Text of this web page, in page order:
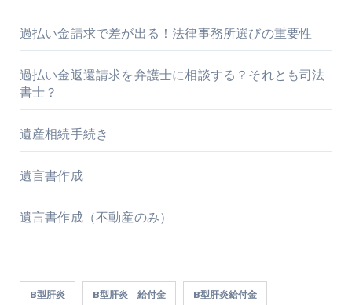
過払い金請求で差が出る！法律事務所選びの重要性
過払い金返還請求を弁護士に相談する？それとも司法
書士？
遺産相続手続き
遺言書作成
遺言書作成（不動産のみ）
B型肝炎 B型肝炎 給付金 B型肝炎給付金